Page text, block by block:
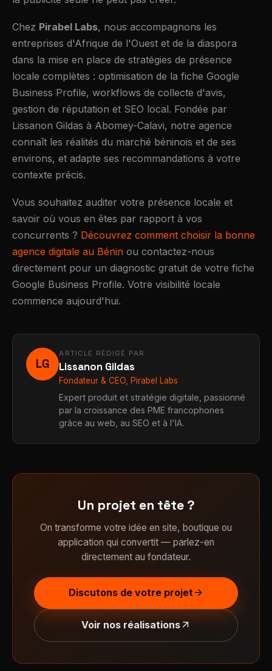
Chez Pirabel Labs, nous accompagnons les
entreprises d'Afrique de l'Ouest et de la diaspora
dans la mise en place de stratégies de présence
locale complètes : optimisation de la fiche Google
Business Profile, workflows de collecte d'avis,
gestion de réputation et SEO local. Fondée par
Lissanon Gildas à Abomey-Calavi, notre agence
connaît les réalités du marché béninois et de ses
environs, et adapte ses recommandations à votre
contexte précis.
Vous souhaitez auditer votre présence locale et
savoir où vous en êtes par rapport à vos
concurrents ? Découvrez comment choisir la bonne
agence digitale au Bénin ou contactez-nous
directement pour un diagnostic gratuit de votre fiche
Google Business Profile. Votre visibilité locale
commence aujourd'hui.
LG
ARTICLE RÉDIGÉ PAR
Lissanon Gildas
Fondateur & CEO, Pirabel Labs
Expert produit et stratégie digitale, passionné
par la croissance des PME francophones
grâce au web, au SEO et à l'IA.
Un projet en tête ?
On transforme votre idée en site, boutique ou
application qui convertit — parlez-en
directement au fondateur.
Discutons de votre projetarrow_forward
Voir nos réalisationsarrow_outward